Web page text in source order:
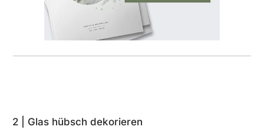
2 | Glas hübsch dekorieren